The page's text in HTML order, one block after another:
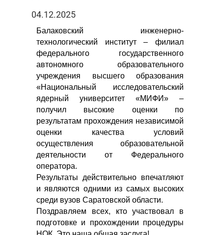
04.12.2025
Балаковский инженерно-
технологический институт – филиал
федерального государственного
автономного образовательного
учреждения высшего образования
«Национальный исследовательский
ядерный университет «МИФИ» –
получил высокие оценки по
результатам прохождения независимой
оценки качества условий
осуществления образовательной
деятельности от Федерального
оператора.
Результаты действительно впечатляют
и являются одними из самых высоких
среди вузов Саратовской области.
Поздравляем всех, кто участвовал в
подготовке и прохождении процедуры